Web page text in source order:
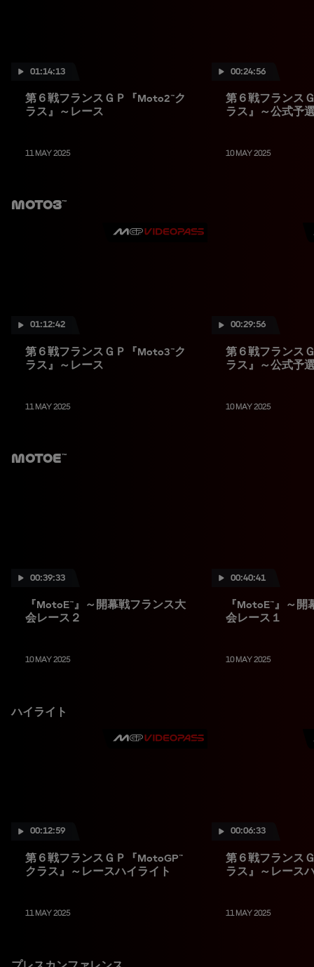
01:14:13
第６戦フランスＧＰ『Moto2™ク
ラス』～レース
11 MAY 2025
00:24:56
第６戦フランス
ラス』～公式予
10 MAY 2025
Moto3™
01:12:42
第６戦フランスＧＰ『Moto3™ク
ラス』～レース
11 MAY 2025
00:29:56
第６戦フランス
ラス』～公式予
10 MAY 2025
MotoE™
00:39:33
『MotoE™』～開幕戦フランス大
会レース２
10 MAY 2025
00:40:41
『MotoE™』～
会レース１
10 MAY 2025
ハイライト
00:12:59
第６戦フランスＧＰ『MotoGP™
クラス』～レースハイライト
11 MAY 2025
00:06:33
第６戦フランス
ラス』～レース
11 MAY 2025